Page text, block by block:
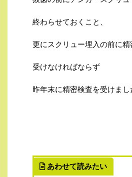
終わらせておくこと、
更にスクリュー埋入の前に精
受けなければならず
昨年末に精密検査を受けまし
あわせて読みたい